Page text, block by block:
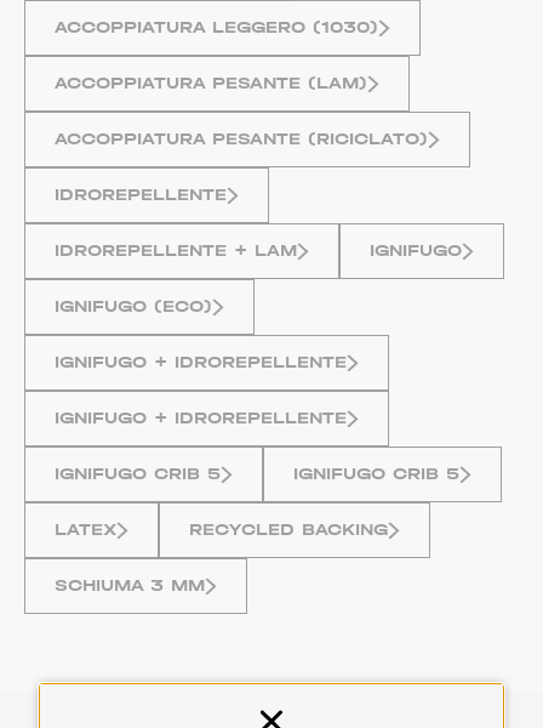
ACCOPPIATURA LEGGERO (1030)
ACCOPPIATURA PESANTE (LAM)
ACCOPPIATURA PESANTE (RICICLATO)
IDROREPELLENTE
IDROREPELLENTE + LAM IGNIFUGO
IGNIFUGO (ECO)
IGNIFUGO + IDROREPELLENTE
IGNIFUGO + IDROREPELLENTE
IGNIFUGO CRIB 5 IGNIFUGO CRIB 5
LATEX RECYCLED BACKING
SCHIUMA 3 MM